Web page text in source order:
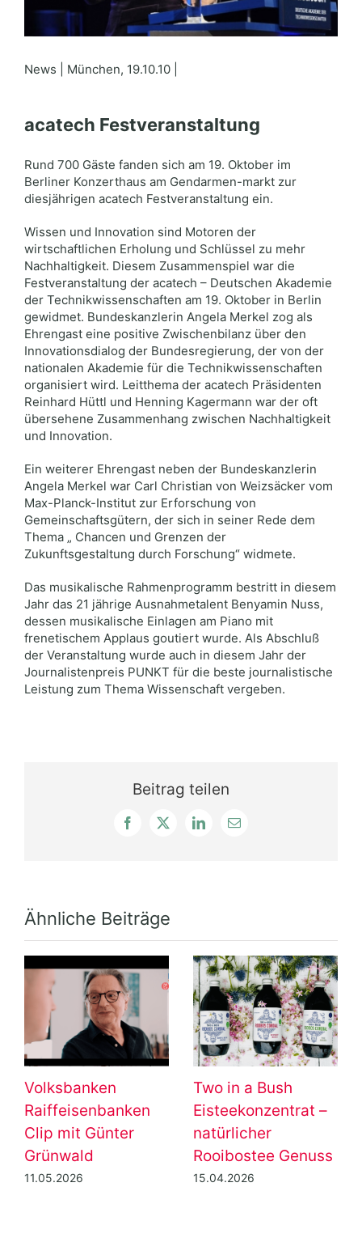
News | München, 19.10.10 |
acatech Festveranstaltung
Rund 700 Gäste fanden sich am 19. Oktober im
Berliner Konzerthaus am Gendarmen-markt zur
diesjährigen acatech Festveranstaltung ein.
Wissen und Innovation sind Motoren der
wirtschaftlichen Erholung und Schlüssel zu mehr
Nachhaltigkeit. Diesem Zusammenspiel war die
Festveranstaltung der acatech – Deutschen Akademie
der Technikwissenschaften am 19. Oktober in Berlin
gewidmet. Bundeskanzlerin Angela Merkel zog als
Ehrengast eine positive Zwischenbilanz über den
Innovationsdialog der Bundesregierung, der von der
nationalen Akademie für die Technikwissenschaften
organisiert wird. Leitthema der acatech Präsidenten
Reinhard Hüttl und Henning Kagermann war der oft
übersehene Zusammenhang zwischen Nachhaltigkeit
und Innovation.
Ein weiterer Ehrengast neben der Bundeskanzlerin
Angela Merkel war Carl Christian von Weizsäcker vom
Max-Planck-Institut zur Erforschung von
Gemeinschaftsgütern, der sich in seiner Rede dem
Thema „ Chancen und Grenzen der
Zukunftsgestaltung durch Forschung“ widmete.
Das musikalische Rahmenprogramm bestritt in diesem
Jahr das 21 jährige Ausnahmetalent Benyamin Nuss,
dessen musikalische Einlagen am Piano mit
frenetischem Applaus goutiert wurde. Als Abschluß
der Veranstaltung wurde auch in diesem Jahr der
Journalistenpreis PUNKT für die beste journalistische
Leistung zum Thema Wissenschaft vergeben.
Beitrag teilen
Facebook
X LinkedIn
E-
Ähnliche Beiträge
Volksbanken
Raiffeisenbanken
Clip mit Günter
Grünwald
11.05.2026
Two in a Bush
Eisteekonzentrat –
natürlicher
Rooibostee Genuss
15.04.2026